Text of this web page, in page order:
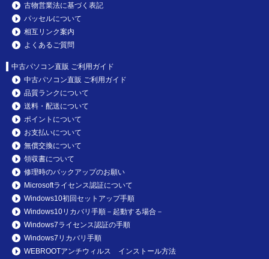
古物営業法に基づく表記
パッセルについて
相互リンク案内
よくあるご質問
中古パソコン直販 ご利用ガイド
中古パソコン直販 ご利用ガイド
品質ランクについて
送料・配送について
ポイントについて
お支払いについて
無償交換について
領収書について
修理時のバックアップのお願い
Microsoftライセンス認証について
Windows10初回セットアップ手順
Windows10リカバリ手順－起動する場合－
Windows7ライセンス認証の手順
Windows7リカバリ手順
WEBROOTアンチウィルス インストール方法